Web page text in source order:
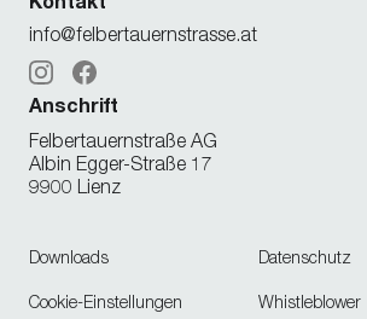
Anschrift
Felbertauernstraße AG
Albin Egger-Straße 17
9900 Lienz
info@felbertauernstrasse.at
InstagramFacebook
Downloads Datenschutz
Cookie-Einstellungen Whistleblower